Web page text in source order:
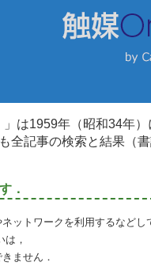
」は1959年（昭和34年
全記事の検索と結果（
．
ットワークを利用するなど
，
ません．